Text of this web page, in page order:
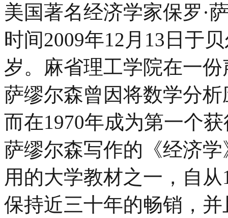
美国著名经济学家保罗·
时间2009年12月13日于
岁。麻省理工学院在一
萨缪尔森曾因将数学分
而在1970年成为第一个
萨缪尔森写作的《经济
用的大学教材之一，自
保持近三十年的畅销，